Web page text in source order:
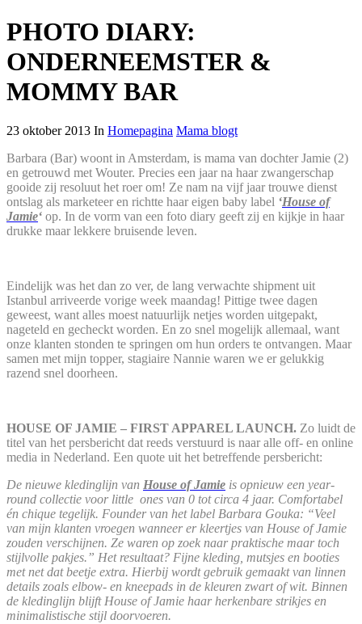
PHOTO DIARY:
ONDERNEEMSTER &
MOMMY BAR
23 oktober 2013 In Homepagina Mama blogt
Barbara (Bar) woont in Amsterdam, is mama van dochter Jamie (2)
en getrouwd met Wouter. Precies een jaar na haar zwangerschap
gooide zij resoluut het roer om! Ze nam na vijf jaar trouwe dienst
ontslag als marketeer en richtte haar eigen baby label ‘House of
Jamie‘ op. In de vorm van een foto diary geeft zij en kijkje in haar
drukke maar lekkere bruisende leven.
Eindelijk was het dan zo ver, de lang verwachte shipment uit
Istanbul arriveerde vorige week maandag! Pittige twee dagen
geweest, want alles moest natuurlijk netjes worden uitgepakt,
nageteld en gecheckt worden. En zo snel mogelijk allemaal, want
onze klanten stonden te springen om hun orders te ontvangen. Maar
samen met mijn topper, stagiaire Nannie waren we er gelukkig
razend snel doorheen.
HOUSE OF JAMIE – FIRST APPAREL LAUNCH. Zo luidt de
titel van het persbericht dat reeds verstuurd is naar alle off- en online
media in Nederland. Een quote uit het betreffende persbericht:
De nieuwe kledinglijn van House of Jamie is opnieuw een year-
round collectie voor little ones van 0 tot circa 4 jaar. Comfortabel
én chique tegelijk. Founder van het label Barbara Gouka: “Veel
van mijn klanten vroegen wanneer er kleertjes van House of Jamie
zouden verschijnen. Ze waren op zoek naar praktische maar toch
stijlvolle pakjes.” Het resultaat? Fijne kleding, mutsjes en booties
met net dat beetje extra. Hierbij wordt gebruik gemaakt van linnen
details zoals elbow- en kneepads in de kleuren zwart of wit. Binnen
de kledinglijn blijft House of Jamie haar herkenbare strikjes en
minimalistische stijl doorvoeren.